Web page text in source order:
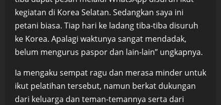
kegiatan di Korea Selatan. Sedangkan saya ini
petani biasa. Tiap hari ke ladang tiba-tiba disuruh
ke Korea. Apalagi waktunya sangat mendadak,
belum mengurus paspor dan lain-lain” ungkapnya.
Ia mengaku sempat ragu dan merasa minder untuk
ikut pelatihan tersebut, namun berkat dukungan
dari keluarga dan teman-temannya serta dari